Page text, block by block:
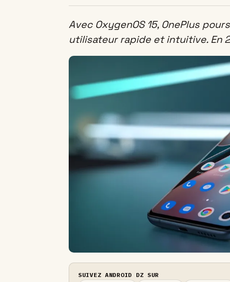
Avec OxygenOS 15, OnePlus
utilisateur rapide et intuitive. En
SUIVEZ ANDROID DZ SUR